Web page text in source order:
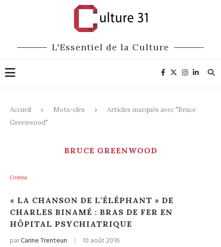
L'Essentiel de la Culture
Accueil Mots-clés
Articles marqués avec "Bruce
Greenwood"
BRUCE GREENWOOD
Cinéma
« LA CHANSON DE L’ÉLÉPHANT » DE
CHARLES BINAMÉ : BRAS DE FER EN
HÔPITAL PSYCHIATRIQUE
parCarine Trenteun 10 août 2016